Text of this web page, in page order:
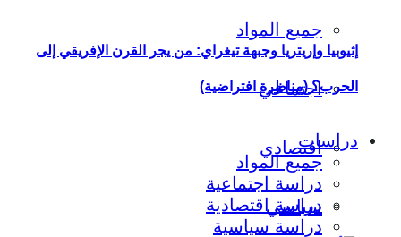
جميع المواد
اجتماعي
اقتصادي
سياسي
إثيوبيا وإريتريا وجبهة تيغراي: من يجر القرن الإفريقي إلى
الحرب؟ (مناظرة افتراضية)
دراسات
جميع المواد
دراسة اجتماعية
دراسة اقتصادية
دراسة سياسية